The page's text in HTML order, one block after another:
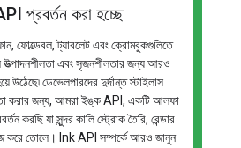
প্রবর্তন করা হচ্ছে
ফোল্ডেবল, ট্যাবলেট এবং ক্রোমবুকগুলিতে
এবং সৃজনশীলতার জন্য আরও
উঠেছে৷ ডেভেলপারদের দুর্দান্ত স্টাইলাস
করার জন্য, আমরা ইঙ্ক API, একটি আলফা
করছি যা সুন্দর কালি স্ট্রোক তৈরি, রেন্ডার
করে তোলে। Ink API সম্পর্কে আরও জানুন